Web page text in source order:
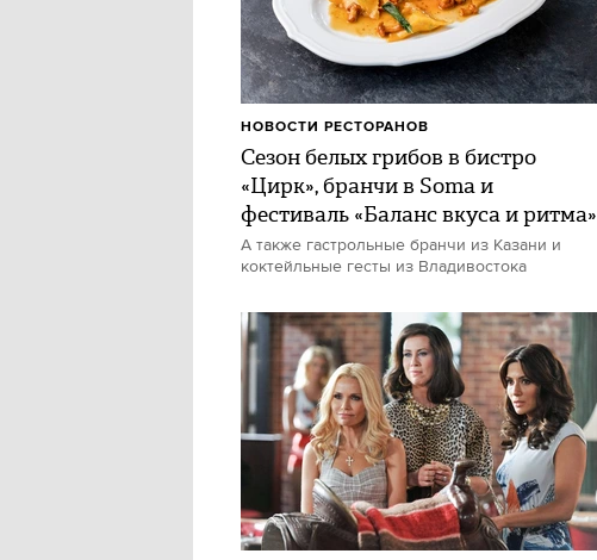
Сезон белых грибов в бистро
«Цирк», бранчи в Soma и
фестиваль «Баланс вкуса и ритма»
А также гастрольные бранчи из Казани и
коктейльные гесты из Владивостока
НОВОСТИ РЕСТОРАНОВ